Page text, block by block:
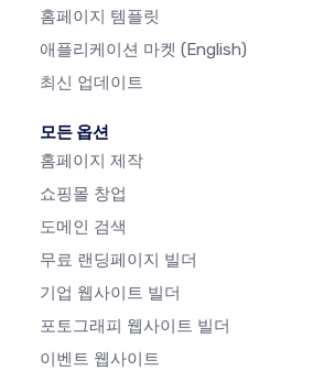
홈페이지 템플릿
애플리케이션 마켓 (English)
최신 업데이트
모든 옵션
홈페이지 제작
쇼핑몰 창업
도메인 검색
무료 랜딩페이지 빌더
기업 웹사이트 빌더
포토그래피 웹사이트 빌더
이벤트 웹사이트